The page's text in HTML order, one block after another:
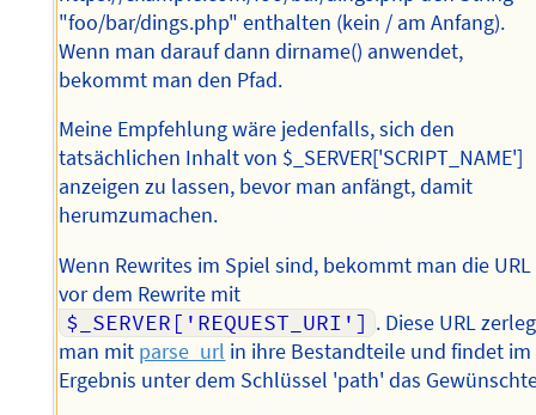
"foo/bar/dings.php" enthalten (kein / am Anfang).
Wenn man darauf dann dirname() anwendet,
bekommt man den Pfad.
Meine Empfehlung wäre jedenfalls, sich den
tatsächlichen Inhalt von $_SERVER['SCRIPT_NAME']
anzeigen zu lassen, bevor man anfängt, damit
herumzumachen.
Wenn Rewrites im Spiel sind, bekommt man die URL
vor dem Rewrite mit
$_SERVER['REQUEST_URI'] . Diese URL
man mit parse_url in ihre Bestandteile und findet im
Ergebnis unter dem Schlüssel 'path' das